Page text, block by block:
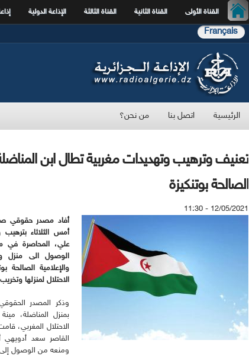
القناة الأولى القناة الثانية القناة الثالثة الإذاعة الدولية
Français
الرئيسية اتصل بنا من نحن؟
تعنيف وترهيب وتهديدات مغربية تطال ابن
الصالحة بوتنكيزة
12/05/2021 - 11:30
أفاد مصدر حقوقي
أمس الثلاثاء بترهيب
علي، المحاصرة في
الوصول الى منزل
والإعلامية الصالحة
الاحتلال لمنزلها
وذكر المصدر
بمنزل المناضلة،
الاحتلال المغربي،
القاصر سعد أدويهي
ومنعه من الوصول إلى